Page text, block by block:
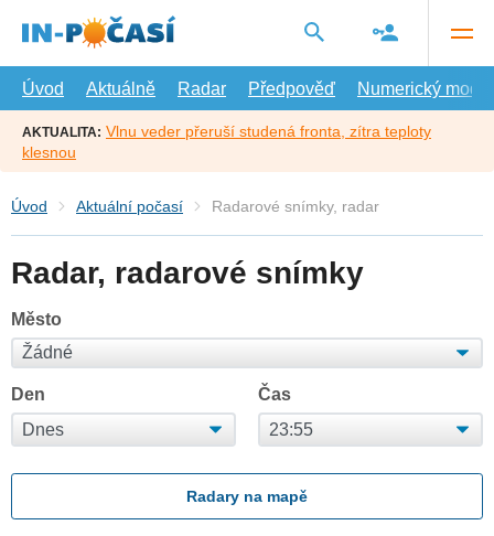
hlavní
Úvod
Aktuálně Radar Předpověď Numerický model
AKTUALITA: Vlnu veder přeruší studená fronta, zítra teploty
klesnou
Úvod Aktuální počasí Radarové snímky, radar
Radar, radarové snímky
Město
Den Čas
Radary na mapě